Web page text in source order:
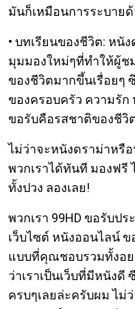
มันก็เหมือนการระบายด้
• บทเรียนของชีวิต: หนั
มุมมองใหม่ๆที่ทำให้ผู้ช
ของชีวิตมากขึ้นเรื่อยๆ
ของครอบครัว ความรัก
ขอรับคือรสชาติของชีวิ
ไม่ว่าจะหนังดราม่าหรื
พวกเราได้ทันที มองฟรี
ทั้งปวง ลองเลย!
พวกเรา 99HD ขอรับป
เว็บไซต์ หนังออนไลน์
แบบที่คุณชอบรวมทั้งอย
ว่าเราเป็นเว็บที่มีหนังดี
ครบๆเลยล่ะครับผม ไม่